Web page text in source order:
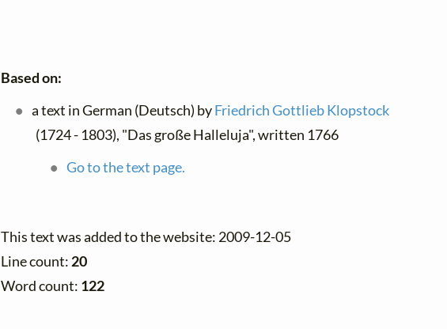
Based on:
a text in German (Deutsch) byFriedrich Gottlieb Klopstock
(1724 - 1803), "Das große Halleluja", written 1766
Go to the text page.
This text was added to the website: 2009-12-05
Line count: 20
Word count: 122